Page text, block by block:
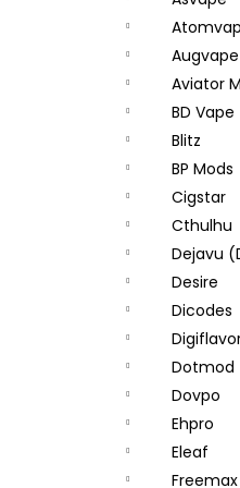
Augvape
Aviator
BD Vape
Blitz
BP Mods
Cigstar
Cthulhu
Dejavu
Desire
Dicodes
Dotmod
Dovpo
Ehpro
Eleaf
Freemax
JOYETECH BF
48 Kč